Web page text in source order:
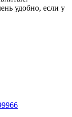
удобно, если у